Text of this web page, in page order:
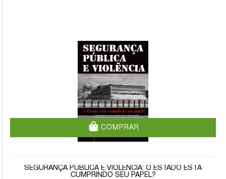
COMPRAR
SEGURANÇA PÚBLICA E VIOLÊNCIA: O ESTADO ESTÁ
CUMPRINDO SEU PAPEL?